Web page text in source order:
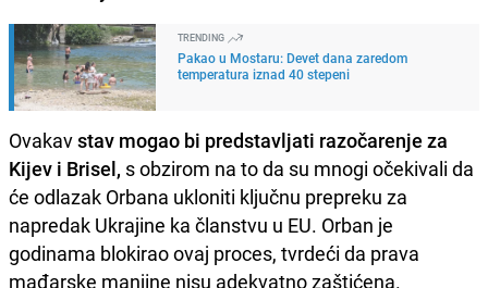
TRENDING
Pakao u Mostaru: Devet dana zaredom
temperatura iznad 40 stepeni
Ovakavstav mogao bi predstavljati razočarenje za
Kijev i Brisel, s obzirom na to da su mnogi očekivali da
će odlazak Orbana ukloniti ključnu prepreku za
napredak Ukrajine ka članstvu u EU. Orban je
godinama blokirao ovaj proces, tvrdeći da prava
mađarske manjine nisu adekvatno zaštićena.